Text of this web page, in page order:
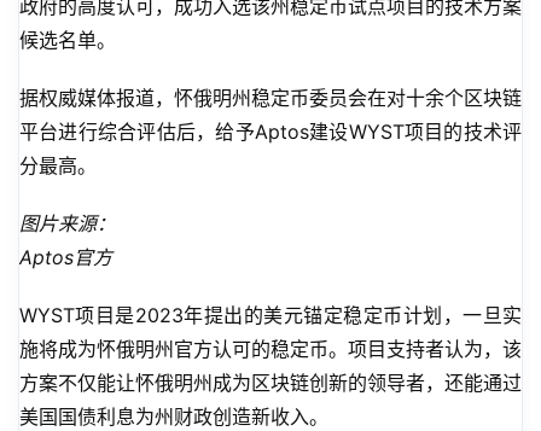
政府的高度认可，成功入选该州稳定币试点项目的技术方案
候选名单。
据权威媒体报道，怀俄明州稳定币委员会在对十余个区块链
平台进行综合评估后，给予Aptos建设WYST项目的技术评
分最高。
图片来源：
Aptos官方
WYST项目是2023年提出的美元锚定稳定币计划，一旦实
施将成为怀俄明州官方认可的稳定币。项目支持者认为，该
方案不仅能让怀俄明州成为区块链创新的领导者，还能通过
美国国债利息为州财政创造新收入。